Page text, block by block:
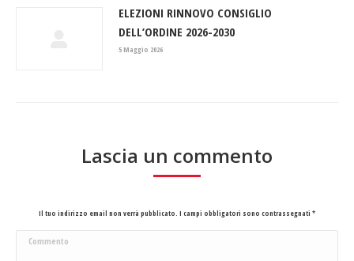
ELEZIONI RINNOVO CONSIGLIO
DELL’ORDINE 2026-2030
5 Maggio 2026
Lascia un commento
Il tuo indirizzo email non verrà pubblicato. I campi obbligatori sono contrassegnati *
Commento